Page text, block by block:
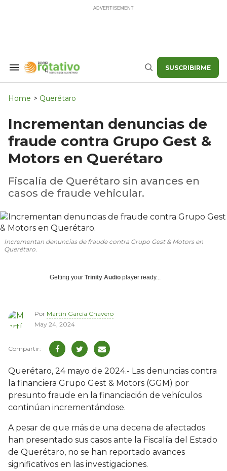
Search
Navigation
Buscar SUSCRIBIRME
Home > Querétaro
Incrementan denuncias de
fraude contra Grupo Gest &
Motors en Querétaro
Fiscalía de Querétaro sin avances en
casos de fraude vehicular.
Incrementan denuncias de fraude contra Grupo Gest & Motors en
Querétaro.
Getting your Trinity Audio player ready...
Por Martín García Chavero
May 24, 2024
Querétaro, 24 mayo de 2024.- Las denuncias contra
la financiera Grupo Gest & Motors (GGM) por
presunto fraude en la financiación de vehículos
continúan incrementándose.
A pesar de que más de una decena de afectados
han presentado sus casos ante la Fiscalía del Estado
de Querétaro, no se han reportado avances
significativos en las investigaciones.